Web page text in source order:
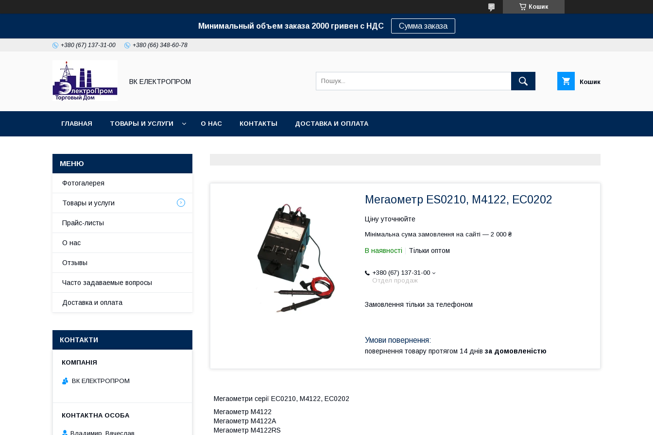
Кошик
Минимальный объем заказа 2000 гривен с НДС Сумма заказа
+380 (67) 137-31-00 +380 (66) 348-60-78
ВК ЕЛЕКТРОПРОМ Кошик
ГЛАВНАЯ ТОВАРЫ И УСЛУГИ О НАС КОНТАКТЫ ДОСТАВКА И ОПЛАТА
Мегаометр ES0210, М4122, ЕС0202
Ціну уточнюйте
Мінімальна сума замовлення на сайті — 2 000 ₴
В наявності Тільки оптом
+380 (67) 137-31-00
Отдел продаж
Замовлення тільки за телефоном
повернення товару протягом 14 днів за домовленістю
Мегаометри серії ЕС0210, М4122, ЕС0202
Мегаометр М4122
Мегаометр M4122A
Мегаометр М4122RS
Фотогалерея
Товары и услуги
Прайс-листы
О нас
Отзывы
Часто задаваемые вопросы
Доставка и оплата
КОНТАКТИ
ВК ЕЛЕКТРОПРОМ
Владимир, Вячеслав